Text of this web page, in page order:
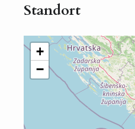
Standort
+
−